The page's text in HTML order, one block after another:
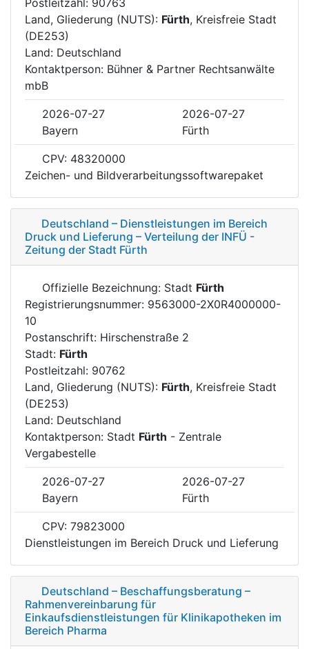
Land, Gliederung (NUTS): Fürth, Kreisfreie Stadt
(DE253)
Land: Deutschland
Kontaktperson: Bühner & Partner Rechtsanwälte
mbB
2026-07-27
2026-07-27
Bayern
Fürth
CPV: 48320000
Zeichen- und Bildverarbeitungssoftwarepaket
Deutschland – Dienstleistungen im Bereich
Druck und Lieferung – Verteilung der INFÜ -
Zeitung der Stadt Fürth
Offizielle Bezeichnung: Stadt Fürth
Registrierungsnummer: 9563000-2X0R4000000-
10
Postanschrift: Hirschenstraße 2
Stadt: Fürth
Postleitzahl: 90762
Land, Gliederung (NUTS): Fürth, Kreisfreie Stadt
(DE253)
Land: Deutschland
Kontaktperson: Stadt Fürth - Zentrale
Vergabestelle
2026-07-27
2026-07-27
Bayern
Fürth
CPV: 79823000
Dienstleistungen im Bereich Druck und Lieferung
Deutschland – Beschaffungsberatung –
Rahmenvereinbarung für
Einkaufsdienstleistungen für Klinikapotheken im
Bereich Pharma